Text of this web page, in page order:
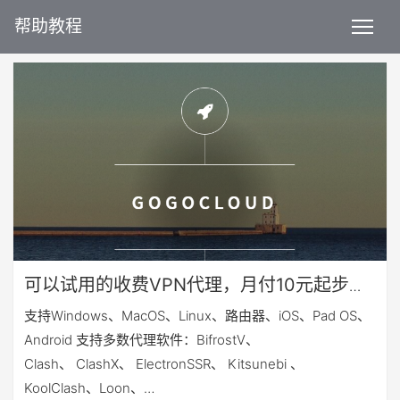
帮助教程
可以试用的收费VPN代理，月付10元起步，
VPN机场
支持Windows、MacOS、Linux、路由器、iOS、Pad OS、
Android 支持多数代理软件：BifrostV、
Clash、 ClashX、 ElectronSSR、 Kitsunebi 、
KoolClash、Loon、